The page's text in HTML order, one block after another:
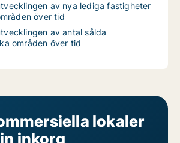
av nya lediga fastigheter
över tid
av antal sålda
områden över tid
lokaler
inkorg